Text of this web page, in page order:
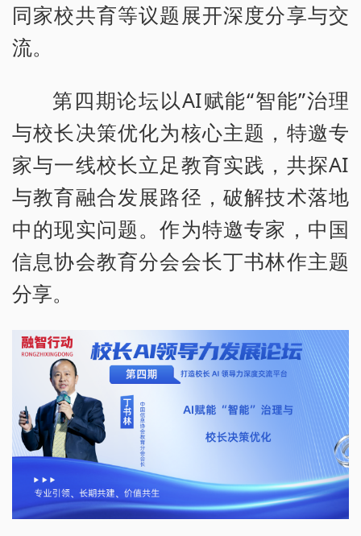
同家校共育等议题展开深度分享与交
流。
第四期论坛以AI赋能“智能”治理
与校长决策优化为核心主题，特邀专
家与一线校长立足教育实践，共探AI
与教育融合发展路径，破解技术落地
中的现实问题。作为特邀专家，中国
信息协会教育分会会长丁书林作主题
分享。